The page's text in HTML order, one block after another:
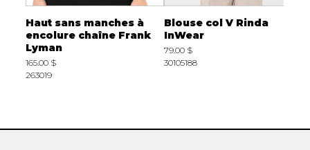
Haut sans manches à
encolure chaîne Frank
Lyman
165.00 $
263019
Blouse col V Rinda
InWear
79.00 $
30105188